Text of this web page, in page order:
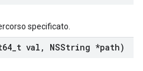
specificato.
t val ,
NSString *path)